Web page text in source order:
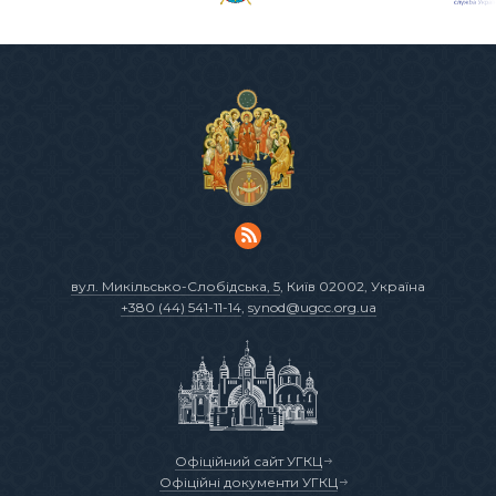
вул. Микільсько-Слобідська, 5 , Київ 02002, Україна
+380 (44) 541-11-14, synod@ugcc.org.ua
Офіційний сайт УГКЦ
Офіційні документи УГКЦ